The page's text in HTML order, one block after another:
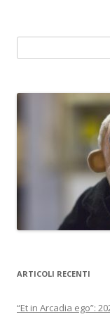
i
e
c
ARTICOLI RECENTI
“Et in Arcadia ego”: